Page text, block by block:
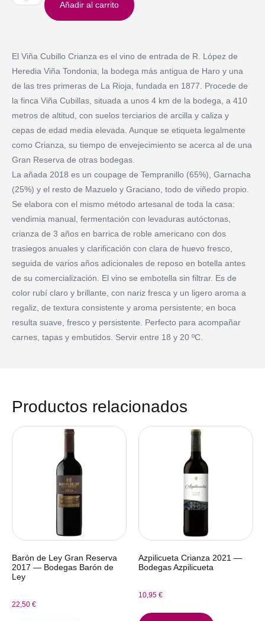
Añadir al carrito
El Viña Cubillo Crianza es el vino de entrada de R. López de
Heredia Viña Tondonia, la bodega más antigua de Haro y una
de las tres primeras de La Rioja, fundada en 1877. Procede de
la finca Viña Cubillas, situada a unos 4 km de la bodega, a 410
metros de altitud, con suelos terciarios de arcilla y caliza y
cepas de edad media elevada. Aunque se etiqueta legalmente
como Crianza, su tiempo de envejecimiento se acerca al de una
Gran Reserva de otras bodegas.
La añada 2018 es un coupage de Tempranillo (65%), Garnacha
(25%) y el resto de Mazuelo y Graciano, todo de viñedo propio.
Se elabora con el mismo método artesanal de toda la casa:
vendimia manual, fermentación con levaduras autóctonas,
crianza de 3 años en barrica de roble americano con dos
trasiegos anuales y clarificación con clara de huevo fresco,
seguida de varios años adicionales de reposo en botella antes
de su comercialización. El vino se embotella sin filtrar. Es de
color rubí claro y brillante, con nariz fresca y un ligero aroma a
regaliz, de textura consistente y aroma persistente; en boca
resulta suave, fresco y persistente. Perfecto para acompañar
carnes, tapas y embutidos. Servir entre 18 y 20 ºC.
Productos relacionados
Barón de Ley Gran Reserva
2017 — Bodegas Barón de
Ley
22,50 €
Azpilicueta Crianza 2021 —
Bodegas Azpilicueta
10,95 €